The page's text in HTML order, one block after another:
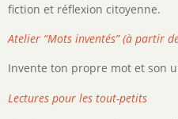
fiction et réflexion citoyenne.
Atelier “Mots inventés” (à partir
Invente ton propre mot et son
Lectures pour les tout-petits